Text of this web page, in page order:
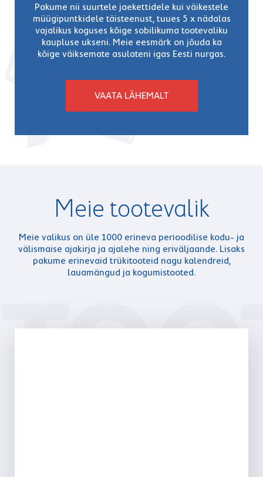
Pakume nii suurtele jaekettidele kui väikestele
müügipuntkidele täisteenust, tuues 5 x nädalas
vajalikus koguses kõige sobilikuma tootevaliku
kaupluse ukseni. Meie eesmärk on jõuda ka
kõige väiksemate asulateni igas Eesti nurgas.
VAATA LÄHEMALT
Meie tootevalik
Meie valikus on üle 1000 erineva perioodilise kodu- ja
välismaise ajakirja ja ajalehe ning eriväljaande. Lisaks
pakume erinevaid trükitooteid nagu kalendreid,
lauamängud ja kogumistooted.